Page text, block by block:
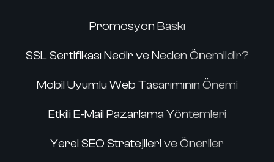
Promosyon Baskı
SSL Sertifikası Nedir ve Neden Önemlidir?
Mobil Uyumlu Web Tasarımının Önemi
Etkili E-Mail Pazarlama Yöntemleri
Yerel SEO Stratejileri ve Öneriler